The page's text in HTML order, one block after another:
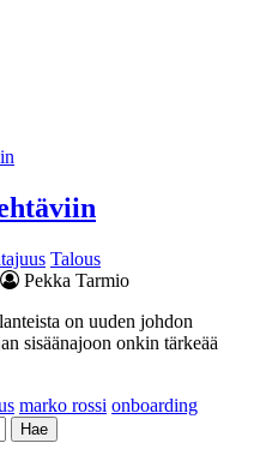
Talous
Pekka Tarmio
on uuden johdon
sisäänajoon onkin tärkeää
marko rossi onboarding